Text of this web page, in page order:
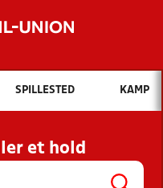
Hvad vil du søge efter?
OG NYHEDER
KLUBBER OG
SPILLESTED KAMP
et hold